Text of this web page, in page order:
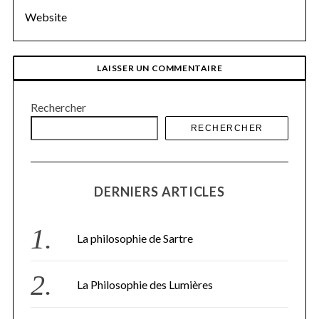
Rechercher
RECHERCHER
DERNIERS ARTICLES
La philosophie de Sartre
La Philosophie des Lumières